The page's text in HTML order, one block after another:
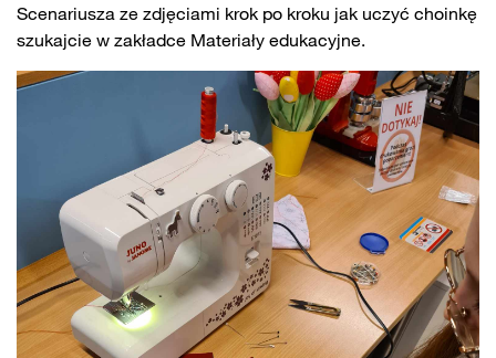
Scenariusza ze zdjęciami krok po kroku jak uczyć choinkę
szukajcie w zakładce Materiały edukacyjne.